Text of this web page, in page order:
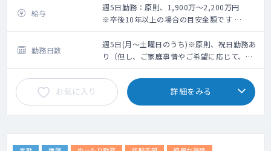
析患者)（回診・急変時対応）
・月水金：月水金は午前と夜間の2クール
・火木土：午前の1クールのみ
・入院透析管理：最大100人（100床）
・夜間透析の実施：有(月水金) ※最終透析開
始時刻：18:30/最終透析終了時刻：22:30
※腹膜透析の実施：有
給与
週5日勤務：原則、1,900万～2,200万円
※卒後10年以上の場合の目安金額です
※個々の詳細金額は、面談を経たうえでの人
物評価、スキル、勤務条件による
勤務日数
週5日(月～土曜日のうち)※原則、祝日勤務あ
り（但し、ご家庭事情やご希望に応じて、祝
日休みも応相談）
お気に入り 詳細をみる